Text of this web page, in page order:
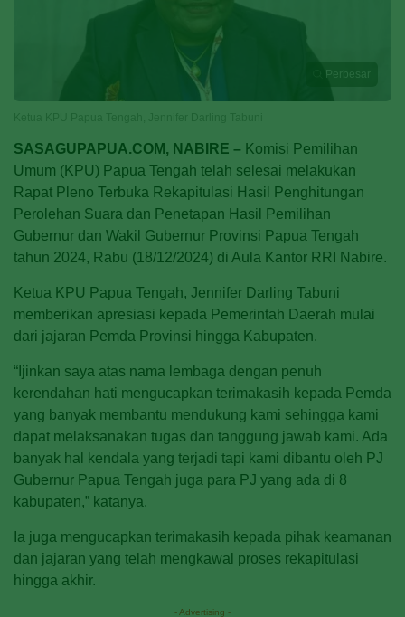
Perbesar
SASAGUPAPUA.COM, NABIRE – Komisi Pemilihan
Umum (KPU) Papua Tengah telah selesai melakukan
Rapat Pleno Terbuka Rekapitulasi Hasil Penghitungan
Perolehan Suara dan Penetapan Hasil Pemilihan
Gubernur dan Wakil Gubernur Provinsi Papua Tengah
tahun 2024, Rabu (18/12/2024) di Aula Kantor RRI Nabire.
Ketua KPU Papua Tengah, Jennifer Darling Tabuni
memberikan apresiasi kepada Pemerintah Daerah mulai
dari jajaran Pemda Provinsi hingga Kabupaten.
“Ijinkan saya atas nama lembaga dengan penuh
kerendahan hati mengucapkan terimakasih kepada Pemda
yang banyak membantu mendukung kami sehingga kami
dapat melaksanakan tugas dan tanggung jawab kami. Ada
banyak hal kendala yang terjadi tapi kami dibantu oleh PJ
Gubernur Papua Tengah juga para PJ yang ada di 8
kabupaten,” katanya.
Ia juga mengucapkan terimakasih kepada pihak keamanan
dan jajaran yang telah mengkawal proses rekapitulasi
hingga akhir.
- Advertising -